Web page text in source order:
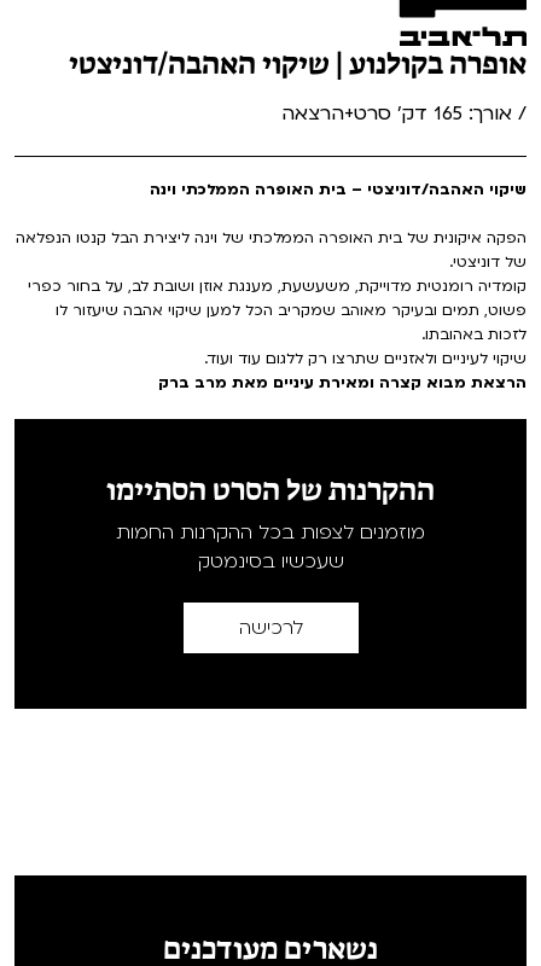
אופרה בקולנוע | שיקוי האהבה/דוניצטי
/ אורך: 165 דק' סרט+הרצאה
שיקוי האהבה/דוניצטי – בית האופרה הממלכתי וינה
הפקה איקונית של בית האופרה הממלכתי של וינה ליצירת הבל קנטו הנפלאה
של דוניצטי.
קומדיה רומנטית מדוייקת, משעשעת, מענגת אוזן ושובת לב, על בחור כפרי
פשוט, תמים ובעיקר מאוהב שמקריב הכל למען שיקוי אהבה שיעזור לו
לזכות באהובתו.
שיקוי לעיניים ולאזניים שתרצו רק ללגום עוד ועוד.
הרצאת מבוא קצרה ומאירת עיניים מאת מרב ברק
ההקרנות של הסרט הסתיימו
מוזמנים לצפות בכל ההקרנות החמות
שעכשיו בסינמטק
לרכישה
נשארים מעודכנים